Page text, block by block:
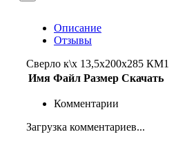
Описание
Отзывы
Сверло к\х 13,5х200х285 КМ1
Имя Файл Размер Скачать
Комментарии
Загрузка комментариев...